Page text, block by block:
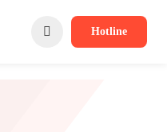
Hotline